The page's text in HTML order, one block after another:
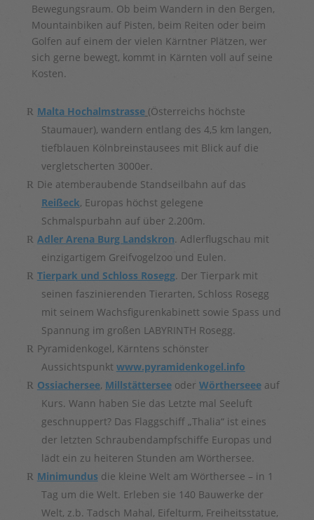
Bewegungsraum. Ob beim Wandern in den Bergen,
Mountainbiken auf Pisten, beim Reiten oder beim
Golfen auf einem der vielen Kärntner Plätzen, wer
sich gerne bewegt, kommt in Kärnten voll auf seine
Kosten.
Malta Hochalmstrasse (Österreichs höchste
Staumauer), wandern entlang des 4,5 km langen,
tiefblauen Kölnbreinstausees mit Blick auf die
vergletscherten 3000er.
Die atemberaubende Standseilbahn auf das
Reißeck, Europas höchst gelegene
Schmalspurbahn auf über 2.200m.
Adler Arena Burg Landskron. Adlerflugschau mit
einzigartigem Greifvogelzoo und Eulen.
Tierpark und Schloss Rosegg. Der Tierpark mit
seinen faszinierenden Tierarten, Schloss Rosegg
mit seinem Wachsfigurenkabinett sowie Spass und
Spannung im großen LABYRINTH Rosegg.
Pyramidenkogel, Kärntens schönster
Aussichtspunkt www.pyramidenkogel.info
Ossiachersee, Millstätterseeoder Wörtherseeeauf
Kurs. Wann haben Sie das Letzte mal Seeluft
geschnuppert? Das Flaggschiff „Thalia“ ist eines
der letzten Schraubendampfschiffe Europas und
lädt ein zu heiteren Stunden am Wörthersee.
Minimundusdie kleine Welt am Wörthersee – in 1
Tag um die Welt. Erleben sie 140 Bauwerke der
Welt, z.b. Tadsch Mahal, Eifelturm, Freiheitsstatue,